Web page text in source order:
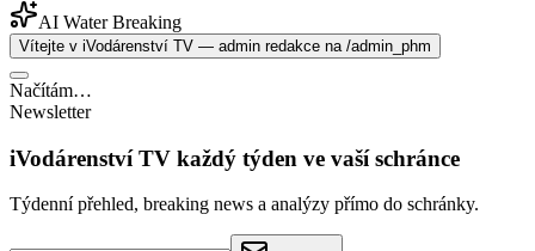
AI Water Breaking
Vítejte v iVodárenství TV — admin redakce na /admin_phm
Načítám…
Newsletter
iVodárenství TV každý týden ve vaší schránce
Týdenní přehled, breaking news a analýzy přímo do schránky.